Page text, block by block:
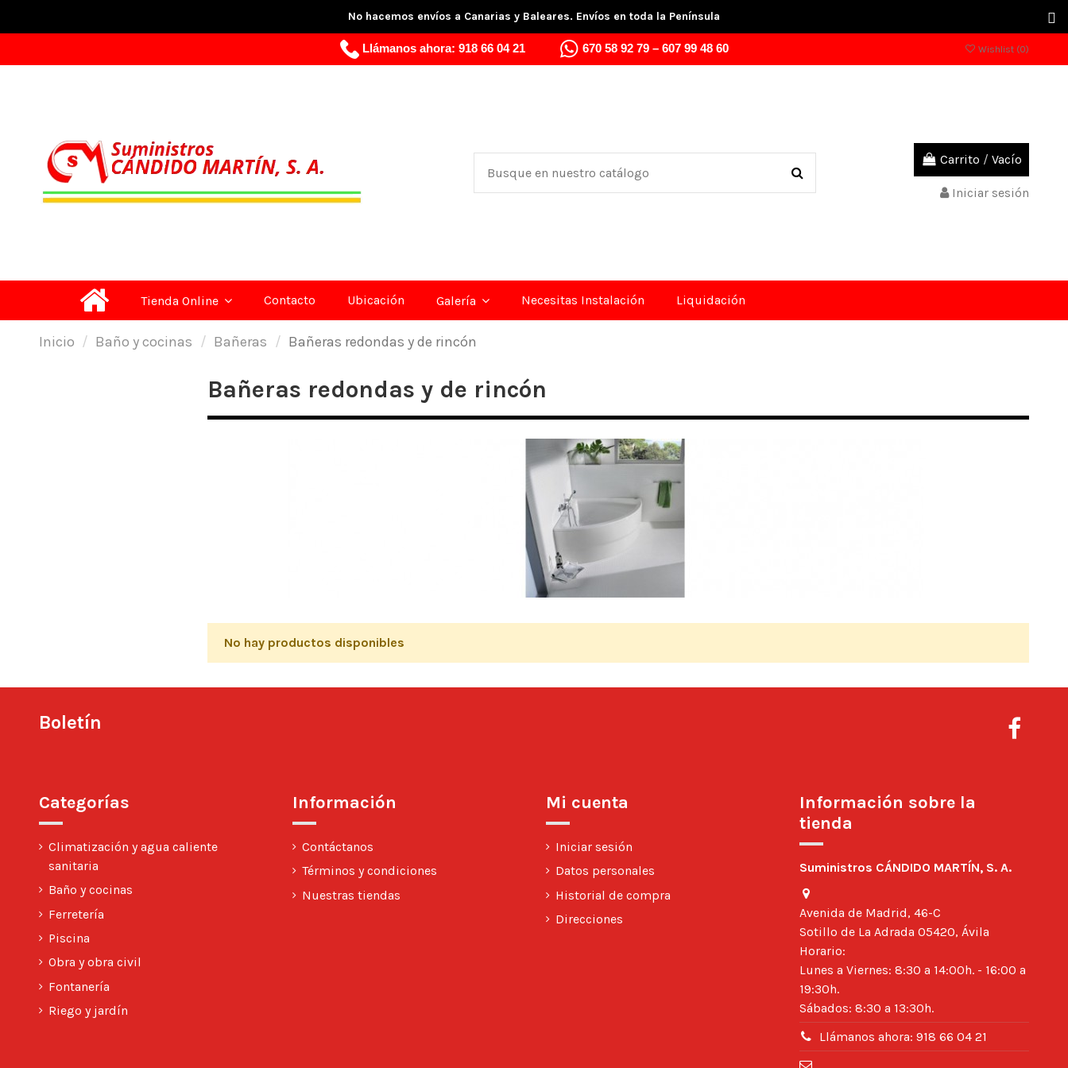
No hacemos envíos a Canarias y Baleares. Envíos en toda la Península
Llámanos ahora: 918 66 04 21 670 58 92 79– 607 99 48 60 Wishlist (0)
Carrito /Vacío
Iniciar sesión
Tienda Online Contacto Ubicación Galería Necesitas Instalación Liquidación
Inicio Baño y cocinas Bañeras Bañeras redondas y de rincón
Bañeras redondas y de rincón
No hay productos disponibles
Boletín
Categorías
Climatización y agua caliente
sanitaria
Baño y cocinas
Ferretería
Piscina
Obra y obra civil
Fontanería
Riego y jardín
Información
Contáctanos
Términos y condiciones
Nuestras tiendas
Mi cuenta
Iniciar sesión
Datos personales
Historial de compra
Direcciones
Información sobre la
tienda
Suministros CÁNDIDO MARTÍN, S. A.
Avenida de Madrid, 46-C
Sotillo de La Adrada 05420, Ávila
Horario:
Lunes a Viernes: 8:30 a 14:00h. - 16:00 a
19:30h.
Sábados: 8:30 a 13:30h.
Llámanos ahora: 918 66 04 21